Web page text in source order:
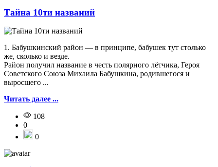
Тайна 10ти названий
1. Бабушкинский район — в принципе, бабушек тут столько
же, сколько и везде.
Район получил название в честь полярного лётчика, Героя
Советского Союза Михаила Бабушкина, родившегося и
выросшего ...
Читать далее ...
108
0
0